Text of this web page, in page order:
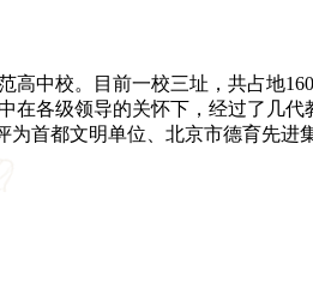
中校。目前一校三址，共占地
各级领导的关怀下，经过了几
首都文明单位、北京市德育先进